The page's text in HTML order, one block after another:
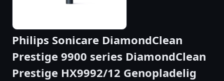
Philips Sonicare DiamondClean
Prestige 9900 series DiamondClean
Prestige HX9992/12 Genopladelig